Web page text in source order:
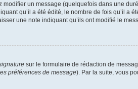
un message (quelquefois dans une
qu’il a été édité, le nombre de fois qu’il a
une note indiquant qu’ils ont modifié le
sur le formulaire de rédaction de
préférences de message). Par la suite, vous